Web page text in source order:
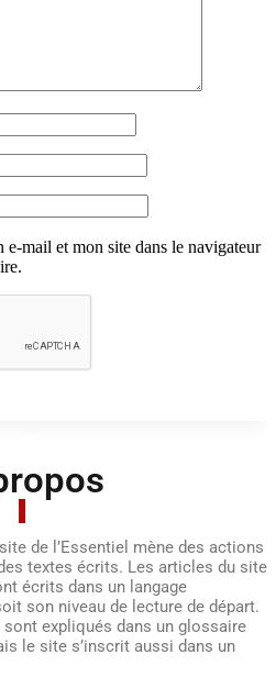
mail et mon site dans le navigateur
de l’Essentiel mène des actions
textes écrits. Les articles du site
écrits dans un langage
son niveau de lecture de départ.
expliqués dans un glossaire
le site s’inscrit aussi dans un